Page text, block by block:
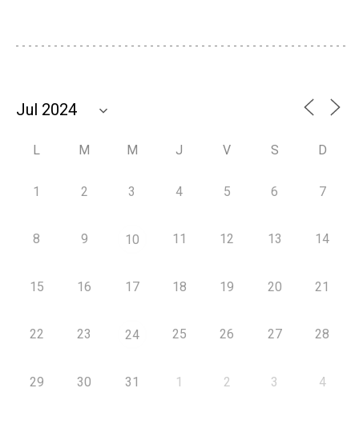
L M M J V S D
1 2 3 4 5 6 7
8 9 10 11 12 13 14
15 16 17 18 19 20 21
22 23 24 25 26 27 28
29 30 31 1 2 3 4